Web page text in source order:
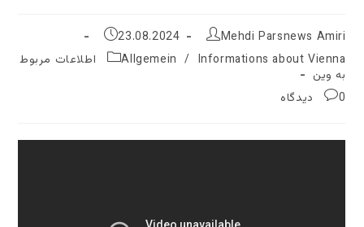
نویسندهٔ
Mehdi Parsnews Amiri
نوشته
شده
23.08.2024
دسته‌
نوشته:
Allgemein /
Informations about Vienna اطلاعات مربوط
به وین
نظرات
0 دیدگاه